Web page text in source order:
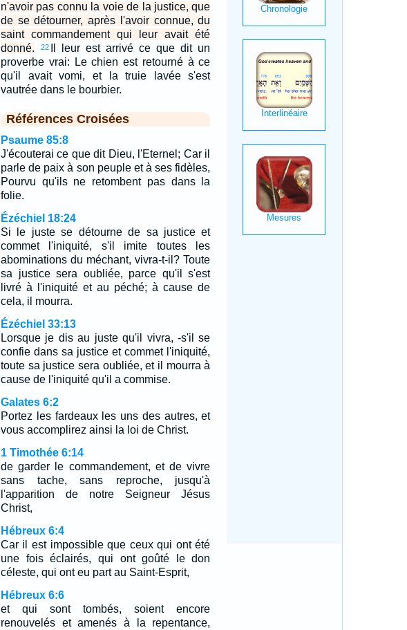
n'avoir pas connu la voie de la justice, que
de se détourner, après l'avoir connue, du
saint commandement qui leur avait été
donné.
22
Il leur est arrivé ce que dit un
proverbe vrai: Le chien est retourné à ce
qu'il avait vomi, et la truie lavée s'est
vautrée dans le bourbier.
Références Croisées
Psaume 85:8
J'écouterai ce que dit Dieu, l'Eternel; Car il
parle de paix à son peuple et à ses fidèles,
Pourvu qu'ils ne retombent pas dans la
folie.
Ézéchiel 18:24
Si le juste se détourne de sa justice et
commet l'iniquité, s'il imite toutes les
abominations du méchant, vivra-t-il? Toute
sa justice sera oubliée, parce qu'il s'est
livré à l'iniquité et au péché; à cause de
cela, il mourra.
Ézéchiel 33:13
Lorsque je dis au juste qu'il vivra, -s'il se
confie dans sa justice et commet l'iniquité,
toute sa justice sera oubliée, et il mourra à
cause de l'iniquité qu'il a commise.
Galates 6:2
Portez les fardeaux les uns des autres, et
vous accomplirez ainsi la loi de Christ.
1 Timothée 6:14
de garder le commandement, et de vivre
sans tache, sans reproche, jusqu'à
l'apparition de notre Seigneur Jésus
Christ,
Hébreux 6:4
Car il est impossible que ceux qui ont été
une fois éclairés, qui ont goûté le don
céleste, qui ont eu part au Saint-Esprit,
Hébreux 6:6
et qui sont tombés, soient encore
renouvelés et amenés à la repentance,